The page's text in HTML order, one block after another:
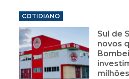
COTIDIANO
Sul de
novos
milhões